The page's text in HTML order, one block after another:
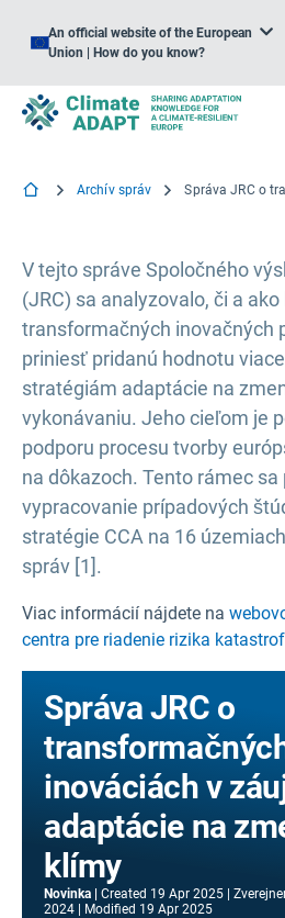
An official website of the European
Union | How do you know?
Archív správ
V tejto správe Spoločného
(JRC) sa analyzovalo, či a
transformačných inovačných
priniesť pridanú hodnotu
stratégiám adaptácie na
vykonávaniu. Jeho cieľom je
podporu procesu tvorby
na dôkazoch. Tento rámec sa
vypracovanie prípadových
stratégie CCA na 16
správ [1].
Viac informácií nájdete na
centra pre riadenie rizika katastrof
Správa JRC o
inováciách v
adaptácie na
klímy
Novinka Created 19 Apr 2025
2024
Modified 19 Apr 2025